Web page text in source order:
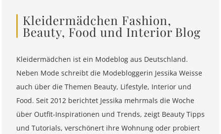
Kleidermädchen Fashion,
Beauty, Food und Interior Blog
Kleidermädchen ist ein Modeblog aus Deutschland.
Neben Mode schreibt die Modebloggerin Jessika Weisse
auch über die Themen Beauty, Lifestyle, Interior und
Food. Seit 2012 berichtet Jessika mehrmals die Woche
über Outfit-Inspirationen und Trends, zeigt Beauty Tipps
und Tutorials, verschönert ihre Wohnung oder probiert